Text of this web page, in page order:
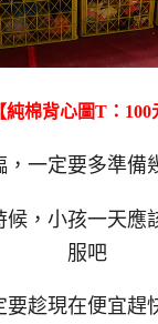
純棉背心圖T：100
，一定要多準備
候，小孩一天應
服吧
要趁現在便宜趕